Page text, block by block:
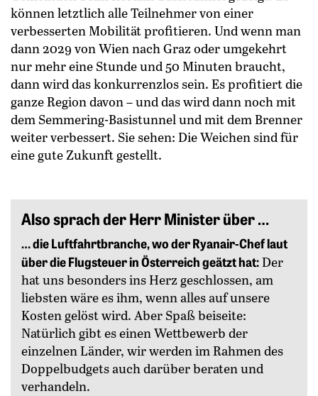
können letztlich alle Teilnehmer von einer
verbesserten Mobilität profitieren. Und wenn man
dann 2029 von Wien nach Graz oder umgekehrt
nur mehr eine Stunde und 50 Minuten braucht,
dann wird das konkurrenzlos sein. Es profitiert die
ganze Region davon – und das wird dann noch mit
dem Semmering-Basistunnel und mit dem Brenner
weiter verbessert. Sie sehen: Die Weichen sind für
eine gute Zukunft gestellt.
Also sprach der Herr Minister über …
… die Luftfahrtbranche, wo der Ryanair-Chef laut
über die Flugsteuer in Österreich geätzt hat:Der
hat uns besonders ins Herz geschlossen, am
liebsten wäre es ihm, wenn alles auf unsere
Kosten gelöst wird. Aber Spaß beiseite:
Natürlich gibt es einen Wettbewerb der
einzelnen Länder, wir werden im Rahmen des
Doppelbudgets auch darüber beraten und
verhandeln.